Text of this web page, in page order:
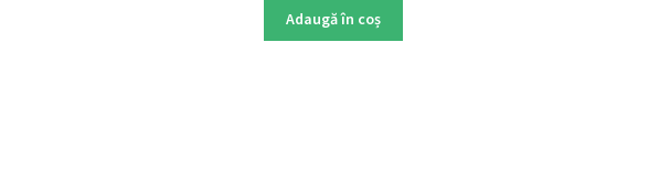
Adaugă în coș